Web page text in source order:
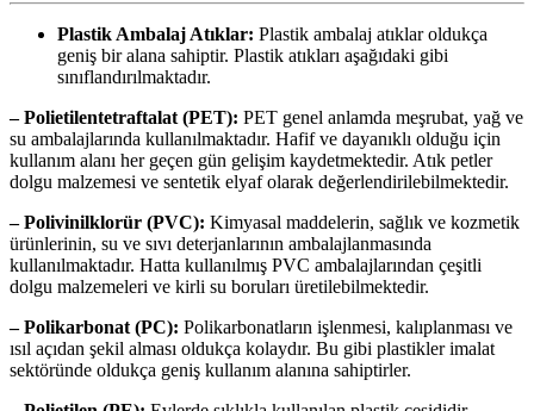
Plastik Ambalaj Atıklar: Plastik ambalaj atıklar oldukça
geniş bir alana sahiptir. Plastik atıkları aşağıdaki gibi
sınıflandırılmaktadır.
– Polietilentetraftalat (PET): PET genel anlamda meşrubat, yağ ve
su ambalajlarında kullanılmaktadır. Hafif ve dayanıklı olduğu için
kullanım alanı her geçen gün gelişim kaydetmektedir. Atık petler
dolgu malzemesi ve sentetik elyaf olarak değerlendirilebilmektedir.
– Polivinilklorür (PVC): Kimyasal maddelerin, sağlık ve kozmetik
ürünlerinin, su ve sıvı deterjanlarının ambalajlanmasında
kullanılmaktadır. Hatta kullanılmış PVC ambalajlarından çeşitli
dolgu malzemeleri ve kirli su boruları üretilebilmektedir.
– Polikarbonat (PC): Polikarbonatların işlenmesi, kalıplanması ve
ısıl açıdan şekil alması oldukça kolaydır. Bu gibi plastikler imalat
sektöründe oldukça geniş kullanım alanına sahiptirler.